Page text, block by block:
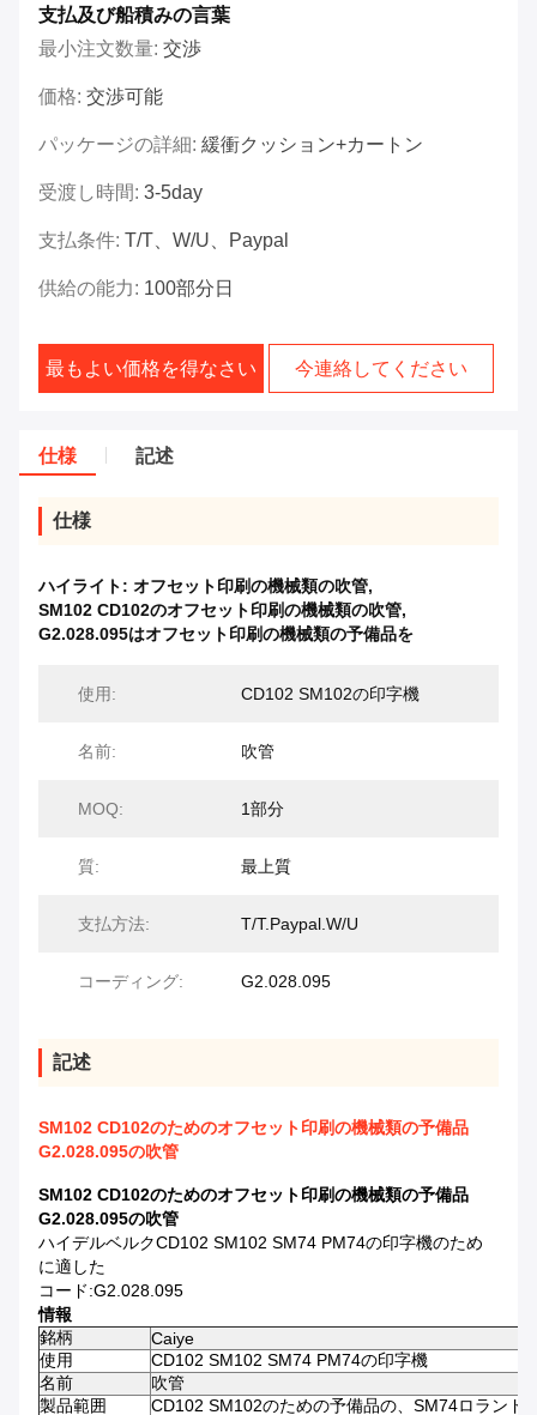
支払及び船積みの言葉
最小注文数量: 交渉
価格: 交渉可能
パッケージの詳細: 緩衝クッション+カートン
受渡し時間: 3-5day
支払条件: T/T、W/U、Paypal
供給の能力: 100部分日
最もよい価格を得なさい 今連絡してください
仕様 記述
仕様
ハイライト: オフセット印刷の機械類の吹管,
SM102 CD102のオフセット印刷の機械類の吹管,
G2.028.095はオフセット印刷の機械類の予備品を
使用: CD102 SM102の印字機
名前: 吹管
MOQ: 1部分
質: 最上質
支払方法: T/T.Paypal.W/U
コーディング: G2.028.095
記述
SM102 CD102のためのオフセット印刷の機械類の予備品
G2.028.095の吹管
SM102 CD102のためのオフセット印刷の機械類の予備品
G2.028.095の吹管
ハイデルベルクCD102 SM102 SM74 PM74の印字機のため
に適した
コード:G2.028.095
情報
銘柄
Caiye
使用
CD102 SM102 SM74 PM74の印字機
名前
吹管
製品範囲
CD102 SM102のための予備品の、SM74ロランド